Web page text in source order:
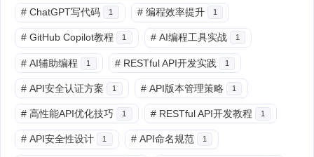
# ChatGPT写代码 1 # 编程效率提升 1
# GitHub Copilot教程 1 # AI编程工具实战 1
# AI辅助编程 1 # RESTful API开发实践 1
# API安全认证方案 1 # API版本管理策略 1
# 高性能API优化技巧 1 # RESTful API开发教程 1
# API安全性设计 1 # API命名规范 1